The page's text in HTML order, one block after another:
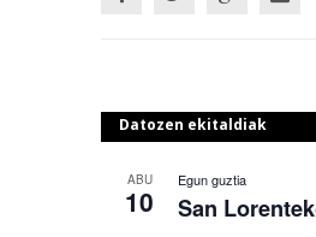
Datozen ekitaldiak
ABU
10
Egun guztia
San